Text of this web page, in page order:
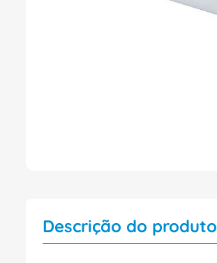
Descrição do produto